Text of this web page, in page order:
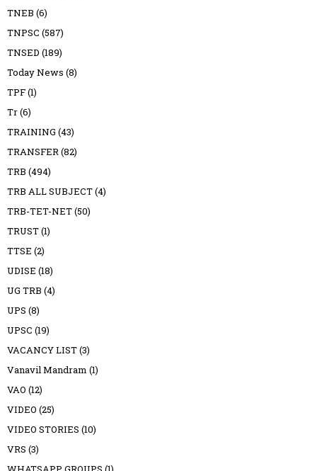
TNEB (6)
TNPSC (587)
TNSED (189)
Today News (8)
TPF(1)
Tr(6)
TRAINING (43)
TRANSFER(82)
TRB (494)
TRB ALL SUBJECT(4)
TRB-TET-NET(50)
TRUST(1)
TTSE (2)
UDISE (18)
UG TRB (4)
UPS (8)
UPSC (19)
VACANCY LIST(3)
Vanavil Mandram (1)
VAO (12)
VIDEO (25)
VIDEO STORIES (10)
VRS (3)